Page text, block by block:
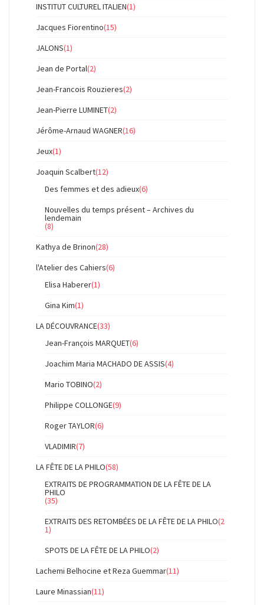
INSTITUT CULTUREL ITALIEN(1)
Jacques Fiorentino(15)
JALONS(1)
Jean de Portal(2)
Jean-Francois Rouzieres(2)
Jean-Pierre LUMINET(2)
Jérôme-Arnaud WAGNER(16)
Jeux(1)
Joaquin Scalbert(12)
Des femmes et des adieux(6)
Nouvelles du temps présent – Archives du
lendemain
(8)
Kathya de Brinon(28)
l'Atelier des Cahiers(6)
Elisa Haberer(1)
Gina Kim(1)
LA DÉCOUVRANCE(33)
Jean-François MARQUET(6)
Joachim Maria MACHADO DE ASSIS(4)
Mario TOBINO(2)
Philippe COLLONGE(9)
Roger TAYLOR(6)
VLADIMIR(7)
LA FÊTE DE LA PHILO(58)
EXTRAITS DE PROGRAMMATION DE LA FÊTE DE LA
PHILO
(35)
EXTRAITS DES RETOMBÉES DE LA FÊTE DE LA PHILO(2
1)
SPOTS DE LA FÊTE DE LA PHILO(2)
Lachemi Belhocine et Reza Guemmar(11)
Laure Minassian(11)